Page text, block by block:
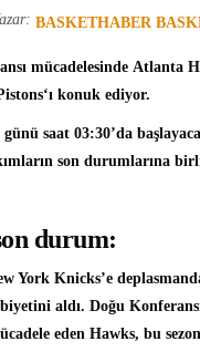
BASKETHABER
mücadelesinde Atlanta
‘ı konuk ediyor.
saat 03:30’da
son durumlarına
durum:
York Knicks’e
aldı. Doğu
eden Hawks, bu